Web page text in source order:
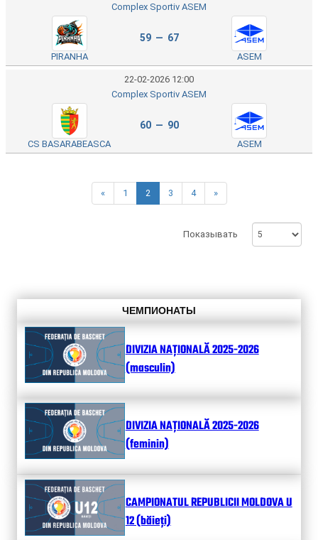
Complex Sportiv ASEM
PIRANHA
59 — 67
ASEM
22-02-2026 12:00
Complex Sportiv ASEM
CS BASARABEASCA
60 — 90
ASEM
« 1 2 3 4 »
Показывать
ЧЕМПИОНАТЫ
DIVIZIA NAȚIONALĂ 2025-2026
(masculin)
DIVIZIA NAȚIONALĂ 2025-2026
(feminin)
CAMPIONATUL REPUBLICII MOLDOVA U
12 (băieți)